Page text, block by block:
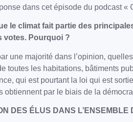
dans cet épisode du podcast
le climat fait partie des
votes. Pourquoi ?
une majorité dans l’opinion,
les habitations, bâtiments
qui est pourtant la loi qui est
obtiennent par le biais de la
DES ÉLUS DANS